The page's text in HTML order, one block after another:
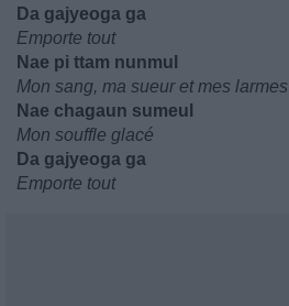
Da gajyeoga ga
Emporte tout
Nae pi ttam nunmul
Mon sang, ma sueur et mes larmes
Nae chagaun sumeul
Mon souffle glacé
Da gajyeoga ga
Emporte tout